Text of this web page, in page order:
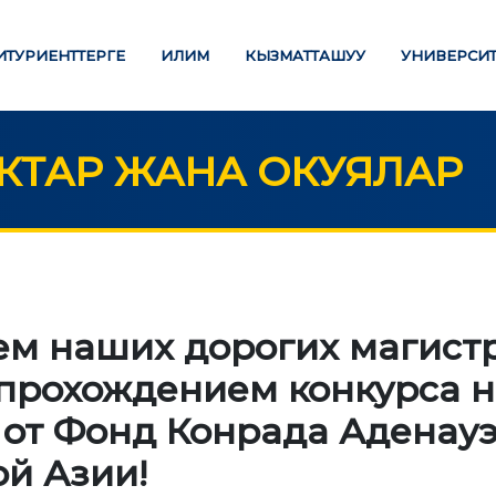
ИЛИМ КЫЗМАТТАШУУ
БАРАКЧАСЫ
ДЕҢГЭЭЛИҢИЗ
Изилдөөлөр
"Экономика, башкаруу,
билим берүү" Эл аралык
ЖАНА ОКУЯЛАР
наших дорогих
конкурса
Фонд Конрада
Азии!